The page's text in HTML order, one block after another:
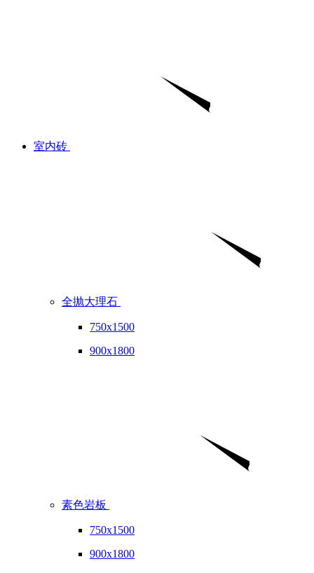
室内砖
全抛大理石
750x1500
900x1800
素色岩板
750x1500
900x1800